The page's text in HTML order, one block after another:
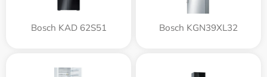
Bosch KAD 62S51 Bosch KGN39XL32